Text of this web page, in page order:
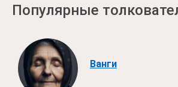
Популярные
Ванги